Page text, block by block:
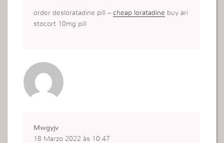
order desloratadine pill –cheap loratadine buy ari
stocort 10mg pill
Mwgyjv
18 Marzo 2022 às 10:47